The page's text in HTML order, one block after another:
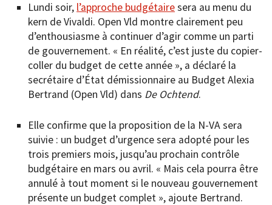
Lundi soir, l’approche budgétairesera au menu du
kern de Vivaldi. Open Vld montre clairement peu
d’enthousiasme à continuer d’agir comme un parti
de gouvernement. « En réalité, c’est juste du copier-
coller du budget de cette année », a déclaré la
secrétaire d’État démissionnaire au Budget Alexia
Bertrand (Open Vld) dans De Ochtend.
Elle confirme que la proposition de la N-VA sera
suivie : un budget d’urgence sera adopté pour les
trois premiers mois, jusqu’au prochain contrôle
budgétaire en mars ou avril. « Mais cela pourra être
annulé à tout moment si le nouveau gouvernement
présente un budget complet », ajoute Bertrand.